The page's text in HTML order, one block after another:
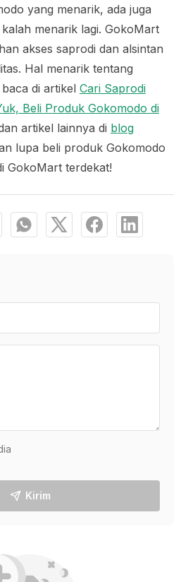
yang menarik, ada juga
menarik lagi. GokoMart
akses saprodi dan alsintan
Hal menarik tentang
di artikel Cari Saprodi
Beli Produk Gokomodo di
artikel lainnya di blog
lupa beli produk Gokomodo
GokoMart terdekat!
Kirim